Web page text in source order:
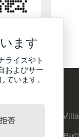
、Qinghu
ます
ライズやト
およびサー
ています。
拒否